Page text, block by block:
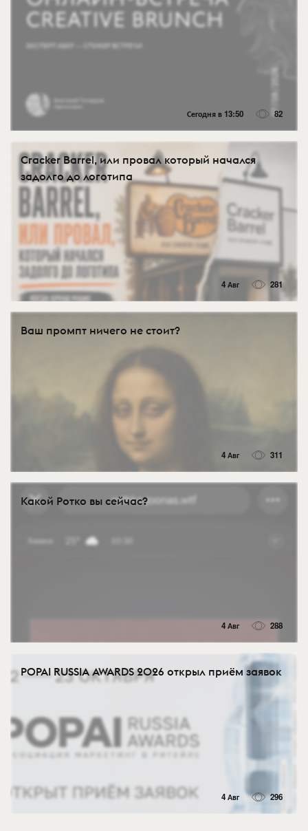
Сегодня в 13:50 82
Cracker Barrel, или провал который начался
задолго до логотипа
4 Авг 281
Ваш промпт ничего не стоит?
4 Авг 311
Какой Ротко вы сейчас?
4 Авг 288
POPAI RUSSIA AWARDS 2026 открыл приём заявок
4 Авг 296